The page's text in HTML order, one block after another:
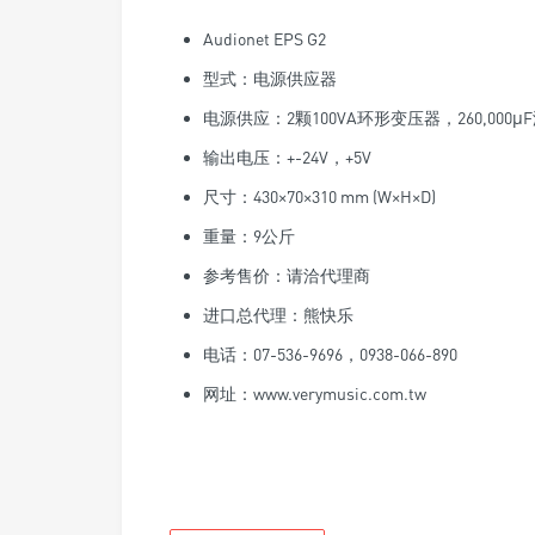
Audionet EPS G2
型式：电源供应器
电源供应：2颗100VA环形变压器，
输出电压：+-24V，+5V
尺寸：430×70×310 mm (W×H×D)
重量：9公斤
参考售价：请洽代理商
进口总代理：熊快乐
电话：07-536-9696，0938-066-890
网址：www.verymusic.com.tw